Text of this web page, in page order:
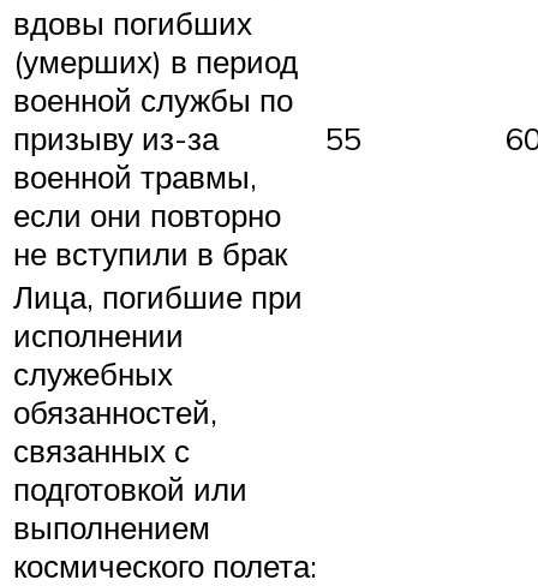
вдовы погибших
(умерших) в период
военной службы по
призыву из-за
военной травмы,
если они повторно
не вступили в брак
55
Лица, погибшие при
исполнении
служебных
обязанностей,
связанных с
подготовкой или
выполнением
космического полета: